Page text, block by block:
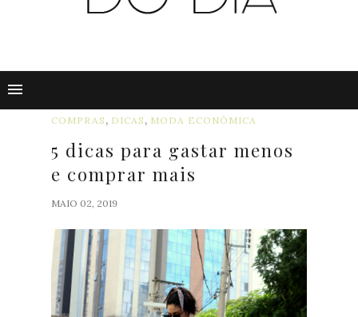
COMPRAS , DICAS , MODA ECONÔMICA
5 dicas para gastar menos
e comprar mais
MAIO 02, 2019